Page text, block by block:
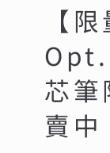
【
芯
賣中